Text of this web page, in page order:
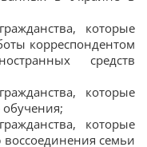
которые
корреспондентом
средств
которые
которые
семьи